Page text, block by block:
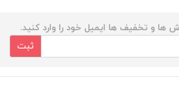
ها و تخفیف ها ایمیل خود را وارد کنید.
ثبت